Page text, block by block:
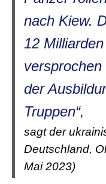
nach Kiew.
12
der
Truppen“,
sagt der
Deutschland,
Mai 2023)